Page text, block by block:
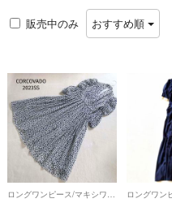
販売中のみ おすすめ順
ロングワンピース/マキシワンピース